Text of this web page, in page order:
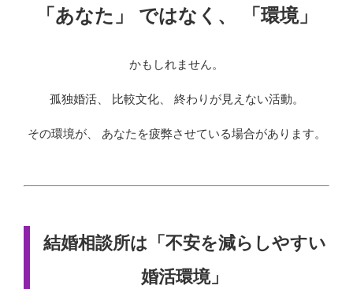
「あなた」 ではなく、 「環境」
かもしれません。
孤独婚活、 比較文化、 終わりが見えない活動。
その環境が、 あなたを疲弊させている場合があります。
結婚相談所は「不安を減らしやすい
婚活環境」